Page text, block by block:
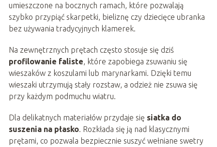
umieszczone na bocznych ramach, które pozwalają
szybko przypiąć skarpetki, bieliznę czy dziecięce ubranka
bez używania tradycyjnych klamerek.
Na zewnętrznych prętach często stosuje się dziś
profilowanie faliste, które zapobiega zsuwaniu się
wieszaków z koszulami lub marynarkami. Dzięki temu
wieszaki utrzymują stały rozstaw, a odzież nie zsuwa się
przy każdym podmuchu wiatru.
Dla delikatnych materiałów przydaje się siatka do
suszenia na płasko. Rozkłada się ją nad klasycznymi
prętami, co pozwala bezpiecznie suszyć wełniane swetry